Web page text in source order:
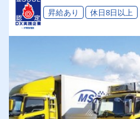
昇給あり 休日8日以上